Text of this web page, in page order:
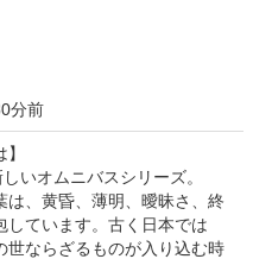
分前
いオムニバスシリーズ。
は、黄昏、薄明、曖昧さ、終
しています。古く日本では
世ならざるものが入り込む時